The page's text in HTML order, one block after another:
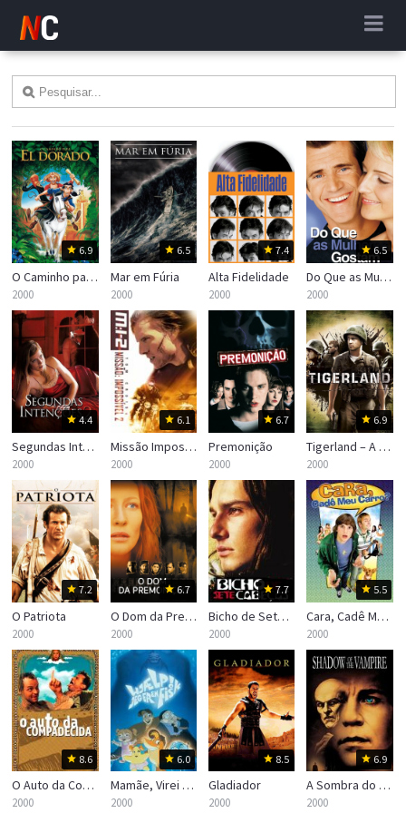
6.9
O Caminho para El Dorado
2000
6.5
Mar em Fúria
2000
7.4
Alta Fidelidade
2000
6.5
Do Que as Mulheres Gostam
2000
4.4
Segundas Intenções 2
2000
6.1
Missão Impossível 2
2000
6.7
Premonição
2000
6.9
Tigerland – A Caminho da Guerra
2000
7.2
O Patriota
2000
6.7
O Dom da Premonição
2000
7.7
Bicho de Sete Cabeças
2000
5.5
Cara, Cadê Meu Carro?
2000
8.6
O Auto da Compadecida
2000
6.0
Mamãe, Virei Um Peixe!
2000
8.5
Gladiador
2000
6.9
A Sombra do Vampiro
2000